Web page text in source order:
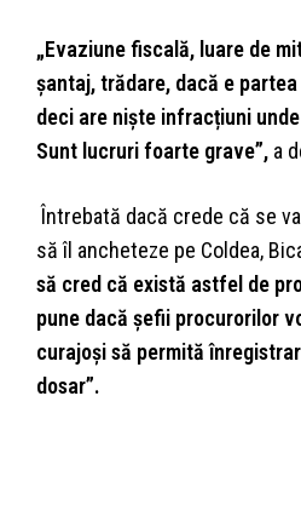
„Evaziune fiscală, luare de
șantaj, trădare, dacă e
deci are niște infracțiuni
Sunt lucruri foarte grave”, a
Întrebată dacă crede că se
să îl ancheteze pe Coldea,
să cred că există astfel de
pune dacă șefii procurorilor
curajoși să permită
dosar”.